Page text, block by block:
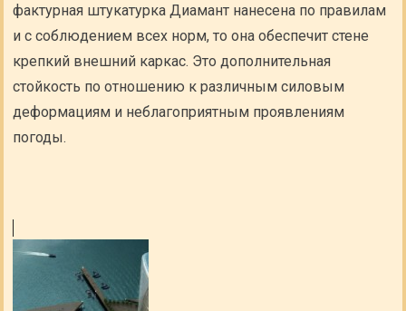
фактурная штукатурка Диамант нанесена по правилам
и с соблюдением всех норм, то она обеспечит стене
крепкий внешний каркас. Это дополнительная
стойкость по отношению к различным силовым
деформациям и неблагоприятным проявлениям
погоды.